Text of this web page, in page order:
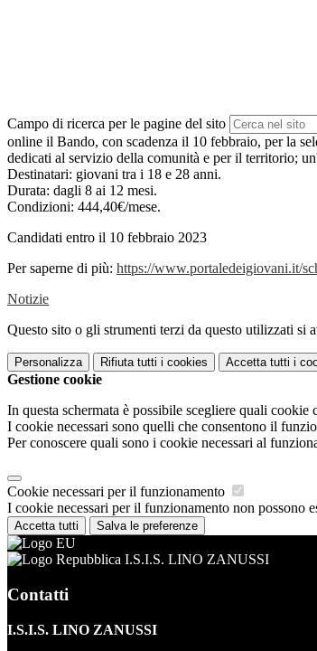
Campo di ricerca per le pagine del sito
online il Bando, con scadenza il 10 febbraio, per la
dedicati al servizio della comunità e per il territorio;
Destinatari: giovani tra i 18 e 28 anni.
Durata: dagli 8 ai 12 mesi.
Condizioni: 444,40€/mese.
Candidati entro il 10 febbraio 2023
Per saperne di più: https://www.portaledeigiovani.it/
Notizie
Questo sito o gli strumenti terzi da questo utilizzati si
Personalizza Rifiuta tutti i cookies Accetta tutti i
Gestione cookie
In questa schermata è possibile scegliere quali cookie
I cookie necessari sono quelli che consentono il
Per conoscere quali sono i cookie necessari al
Cookie necessari per il funzionamento
I cookie necessari per il funzionamento non possono
Accetta tutti Salva le preferenze
I.S.I.S. LINO ZANUSSI
Contatti
I.S.I.S. LINO ZANUSSI